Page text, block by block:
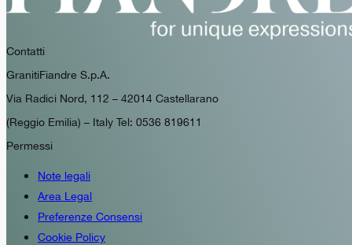
Contatti
GranitiFiandre S.p.A.
Via Radici Nord, 112 – 42014 Castellarano
(Reggio Emilia) – Italy Tel: 0536 819611
Permessi
Note legali
Area Legal
Preferenze Consensi
Cookie Policy